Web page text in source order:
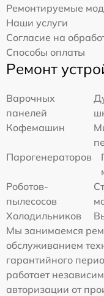
Ремонтируемые
Наши услуги
Согласие на
Способы оплаты
Ремонт
Варочных
панелей
Кофемашин
Парогенераторов
Роботов-
пылесосов
Холодильников
Мы занимаемся
обслуживанием
гарантийного
работает
авторизации от